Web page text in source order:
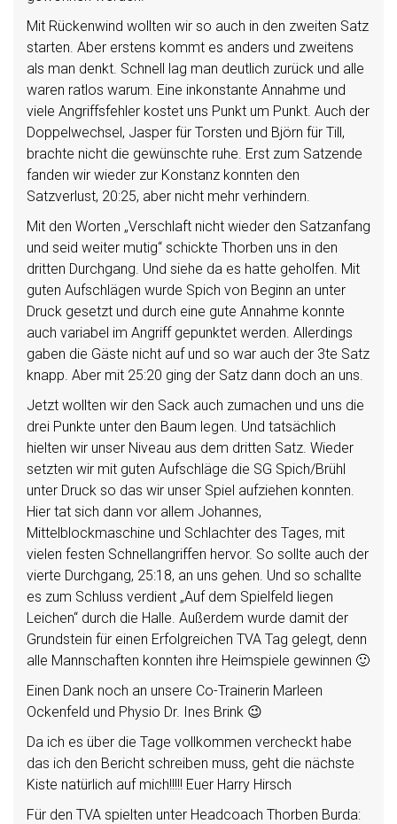
Mit Rückenwind wollten wir so auch in den zweiten Satz
starten. Aber erstens kommt es anders und zweitens
als man denkt. Schnell lag man deutlich zurück und alle
waren ratlos warum. Eine inkonstante Annahme und
viele Angriffsfehler kostet uns Punkt um Punkt. Auch der
Doppelwechsel, Jasper für Torsten und Björn für Till,
brachte nicht die gewünschte ruhe. Erst zum Satzende
fanden wir wieder zur Konstanz konnten den
Satzverlust, 20:25, aber nicht mehr verhindern.
Mit den Worten „Verschlaft nicht wieder den Satzanfang
und seid weiter mutig“ schickte Thorben uns in den
dritten Durchgang. Und siehe da es hatte geholfen. Mit
guten Aufschlägen wurde Spich von Beginn an unter
Druck gesetzt und durch eine gute Annahme konnte
auch variabel im Angriff gepunktet werden. Allerdings
gaben die Gäste nicht auf und so war auch der 3te Satz
knapp. Aber mit 25:20 ging der Satz dann doch an uns.
Jetzt wollten wir den Sack auch zumachen und uns die
drei Punkte unter den Baum legen. Und tatsächlich
hielten wir unser Niveau aus dem dritten Satz. Wieder
setzten wir mit guten Aufschläge die SG Spich/Brühl
unter Druck so das wir unser Spiel aufziehen konnten.
Hier tat sich dann vor allem Johannes,
Mittelblockmaschine und Schlachter des Tages, mit
vielen festen Schnellangriffen hervor. So sollte auch der
vierte Durchgang, 25:18, an uns gehen. Und so schallte
es zum Schluss verdient „Auf dem Spielfeld liegen
Leichen“ durch die Halle. Außerdem wurde damit der
Grundstein für einen Erfolgreichen TVA Tag gelegt, denn
alle Mannschaften konnten ihre Heimspiele gewinnen 🙂
Einen Dank noch an unsere Co-Trainerin Marleen
Ockenfeld und Physio Dr. Ines Brink 😉
Da ich es über die Tage vollkommen vercheckt habe
das ich den Bericht schreiben muss, geht die nächste
Kiste natürlich auf mich!!!!! Euer Harry Hirsch
Für den TVA spielten unter Headcoach Thorben Burda: